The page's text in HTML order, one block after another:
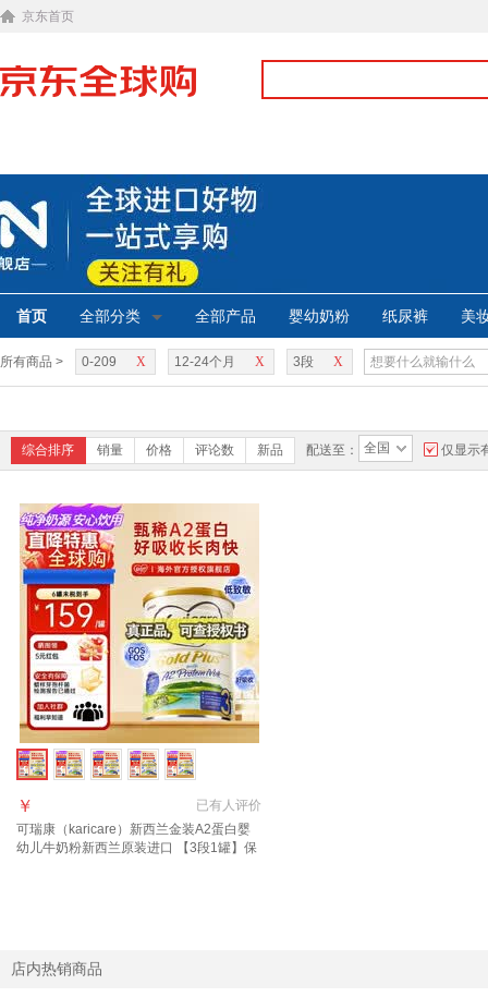
京东首页
首页 全部分类 全部产品 婴幼奶粉 纸尿裤 美
所有商品 > X
0-209 X
12-24个月 X
3段
综合排序 销量 价格 评论数 新品 配送至： 全国 仅显示
已有人评价
￥
可瑞康（karicare）新西兰金装A2蛋白婴
幼儿牛奶粉新西兰原装进口 【3段1罐】保
店内热销商品